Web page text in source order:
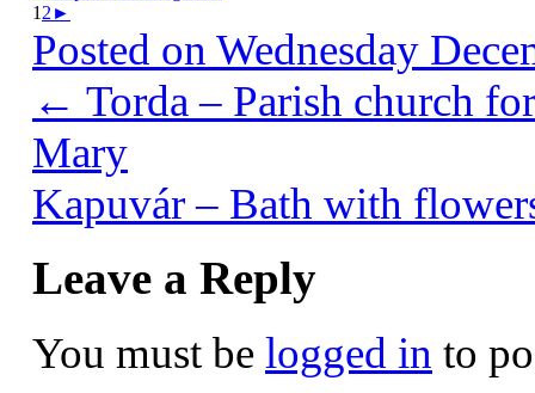
1 2 ►
Posted on Wednesday
← Torda – Parish church
Mary
Kapuvár – Bath with
Leave a Reply
You must be logged in to